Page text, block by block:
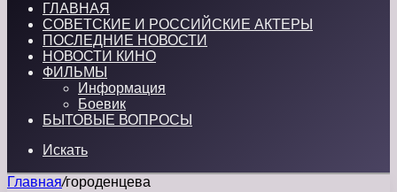
ГЛАВНАЯ
СОВЕТСКИЕ И РОССИЙСКИЕ АКТЕРЫ
ПОСЛЕДНИЕ НОВОСТИ
НОВОСТИ КИНО
ФИЛЬМЫ
Информация
Боевик
БЫТОВЫЕ ВОПРОСЫ
Искать
Главная/городенцева